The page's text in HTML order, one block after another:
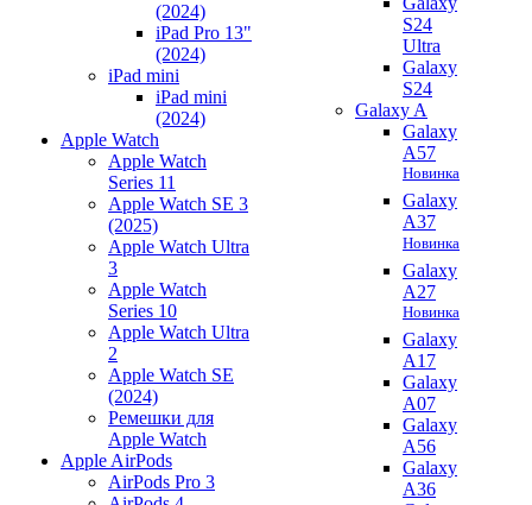
(2024)
iPad Pro 13"
(2024)
iPad mini
iPad mini
(2024)
Apple Watch
Apple Watch
Series 11
Apple Watch SE 3
(2025)
Apple Watch Ultra
3
Apple Watch
Series 10
Apple Watch Ultra
2
Apple Watch SE
(2024)
Ремешки для
Apple Watch
Apple AirPods
AirPods Pro 3
S24
Ultra
Galaxy
S24
Galaxy A
Galaxy
A57
Новинка
Galaxy
A37
Новинка
Galaxy
A27
Новинка
Galaxy
A17
Galaxy
A07
Galaxy
A56
Galaxy
A36